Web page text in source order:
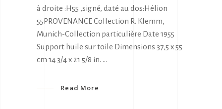
à droite :H55 ,signé, daté au dos:Hélion
55PROVENANCE Collection R. Klemm,
Munich-Collection particulière Date 1955
Support huile sur toile Dimensions 37,5 x 55
cm 14 3/4 x 21 5/8 in.
Read More